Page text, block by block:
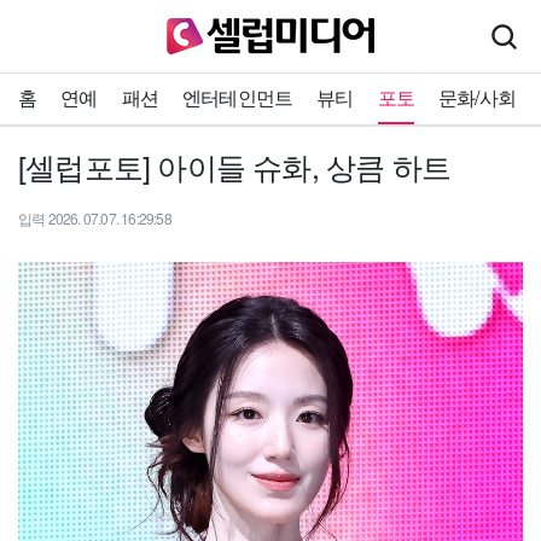
홈 연예 패션 엔터테인먼트 뷰티 포토 문화/사회
[셀럽포토] 아이들 슈화, 상큼 하트
입력 2026. 07.07. 16:29:58